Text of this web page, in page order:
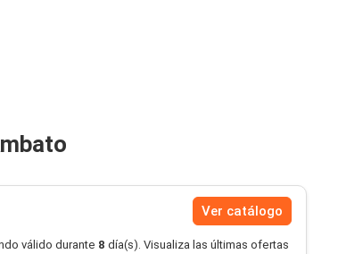
Ver catálogo
válido durante 8 día(s). Visualiza las últimas ofertas